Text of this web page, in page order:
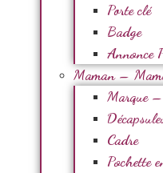
Porte clé
Badge
Annonce
Maman –
Marque –
Cadre
Pochette